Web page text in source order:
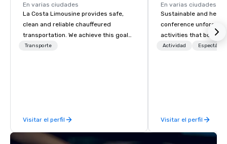
En varias ciudades
La Costa Limousine provides safe,
clean and reliable chauffeured
transportation. We achieve this goal
with highly trained chauffeurs, the
late model luxury vehicles to the
highly experienced and professional
team of chauffeurs and support staff;
Transporte
Visitar el perfil
En varias ciudades
Sustainable and
conference
activities that boost
lower carbon
Actividad
Visitar el perfil